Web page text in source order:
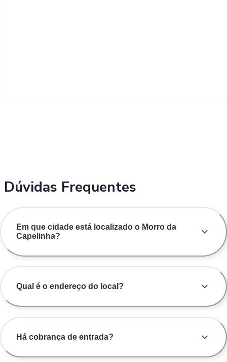
Dúvidas Frequentes
Em que cidade está localizado o Morro da
Capelinha?
Qual é o endereço do local?
Há cobrança de entrada?